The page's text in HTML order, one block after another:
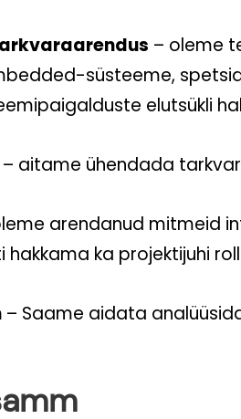
– oleme
süsteeme,
elutsükli
– aitame ühendada
arendanud mitmeid
ka projektijuhi
– Saame aidata